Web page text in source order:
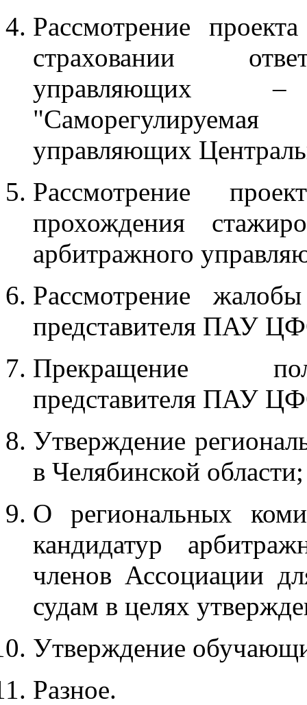
Рассмотрение
страховании
управляющих
управляющих
Рассмотрение
прохождения
арбитражного
Рассмотрение
представителя ПАУ
Прекращение
представителя ПАУ
Утверждение
в Челябинской области;
О региональных
кандидатур
членов Ассоциации
судам в целях
Утверждение
Разное.